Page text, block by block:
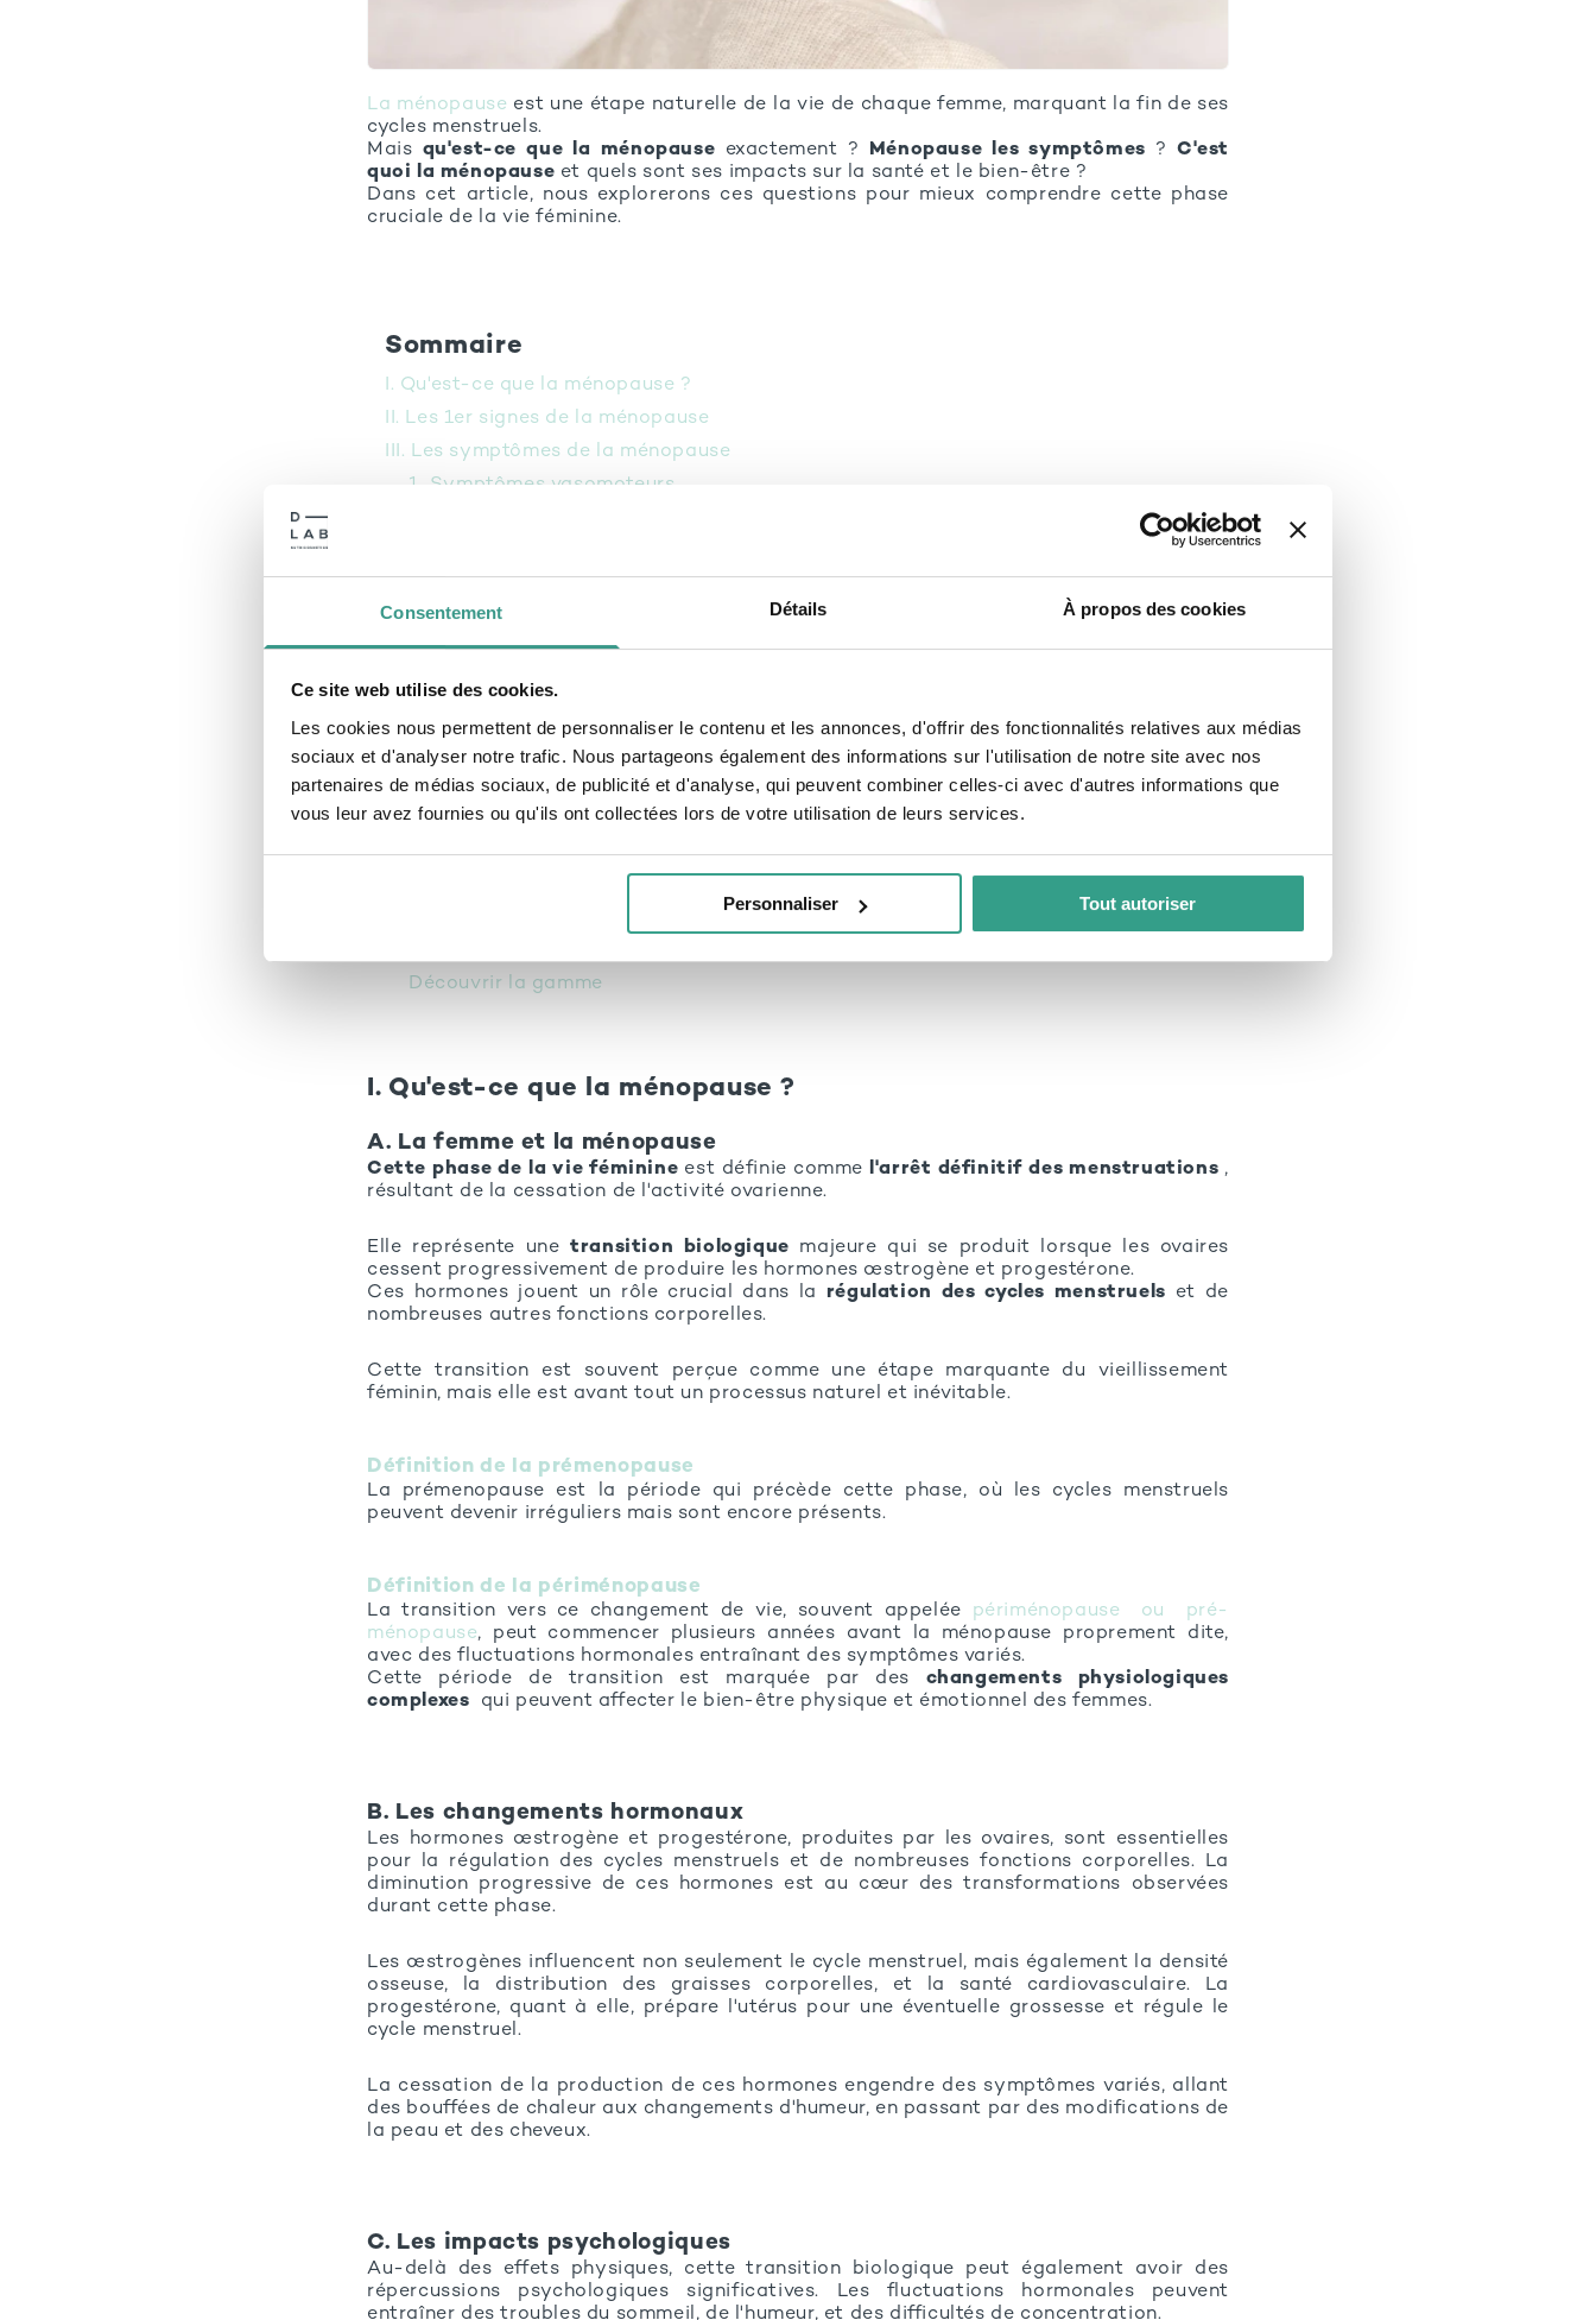
Consentement Détails À propos des cookies
Ce site web utilise des cookies.
Les cookies nous permettent de personnaliser le contenu et les annonces, d'offrir des fonctionnalités relatives aux médias
sociaux et d'analyser notre trafic. Nous partageons également des informations sur l'utilisation de notre site avec nos
partenaires de médias sociaux, de publicité et d'analyse, qui peuvent combiner celles-ci avec d'autres informations que
vous leur avez fournies ou qu'ils ont collectées lors de votre utilisation de leurs services.
Personnaliser Tout autoriser
La ménopause est une étape naturelle de la vie de chaque femme, marquant la fin de ses
cycles menstruels.
Mais qu'est-ce que la ménopause exactement ? Ménopause les symptômes ?C'est
quoi la ménopause et quels sont ses impacts sur la santé et le bien-être ?
Dans cet article, nous explorerons ces questions pour mieux comprendre cette phase
cruciale de la vie féminine.
Sommaire
I. Qu'est-ce que la ménopause ?
II. Les 1er signes de la ménopause
III. Les symptômes de la ménopause
1. Symptômes vasomoteurs
5. Symptômes dermatologiques
6. Autres symptômes fréquents
IV. Causes de la ménopause
1. Diminution de la réserve ovarienne
2. Diminution des hormones sexuelles
3. Changement dans les niveaux de FSH et LH
4. Facteurs génétiques et environnementaux
5. Rôle des interventions médicales
Découvrir la gamme
I. Qu'est-ce que la ménopause ?
A. La femme et la ménopause
Cette phase de la vie féminine est définie commel'arrêt définitif des menstruations ,
résultant de la cessation de l'activité ovarienne.
Elle représente unetransition biologique majeure qui se produit lorsque les ovaires
cessent progressivement de produire les hormones œstrogène et progestérone.
Ces hormones jouent un rôle crucial dans la régulation des cycles menstruels et de
nombreuses autres fonctions corporelles.
Cette transition est souvent perçue comme une étape marquante du vieillissement
féminin, mais elle est avant tout un processus naturel et inévitable.
Définition de la prémenopause
La prémenopause est la période qui précède cette phase, où les cycles menstruels
peuvent devenir irréguliers mais sont encore présents.
Définition de la périménopause
La transition vers ce changement de vie, souvent appelée périménopause ou pré-
ménopause, peut commencer plusieurs années avant la ménopause proprement dite,
avec des fluctuations hormonales entraînant des symptômes variés.
Cette période de transition est marquée par des changements physiologiques
complexes
qui peuvent affecter le bien-être physique et émotionnel des femmes.
B. Les changements hormonaux
Les hormones œstrogène et progestérone, produites par les ovaires, sont essentielles
pour la régulation des cycles menstruels et de nombreuses fonctions corporelles. La
diminution progressive de ces hormones est au cœur des transformations observées
durant cette phase.
Les œstrogènes influencent non seulement le cycle menstruel, mais également la densité
osseuse, la distribution des graisses corporelles, et la santé cardiovasculaire. La
progestérone, quant à elle, prépare l'utérus pour une éventuelle grossesse et régule le
cycle menstruel.
La cessation de la production de ces hormones engendre des symptômes variés, allant
des bouffées de chaleur aux changements d'humeur, en passant par des modifications de
la peau et des cheveux.
C. Les impacts psychologiques
Au-delà des effets physiques, cette transition biologique peut également avoir des
répercussions psychologiques significatives. Les fluctuations hormonales peuvent
entraîner des troubles du sommeil, de l'humeur, et des difficultés de concentration.